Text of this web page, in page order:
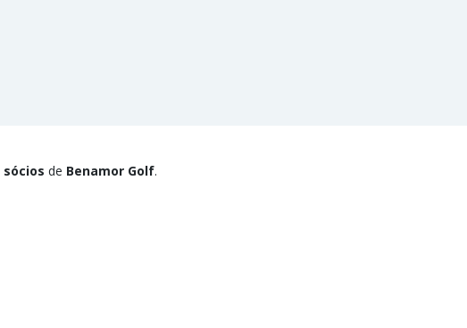
sócios de Benamor Golf.